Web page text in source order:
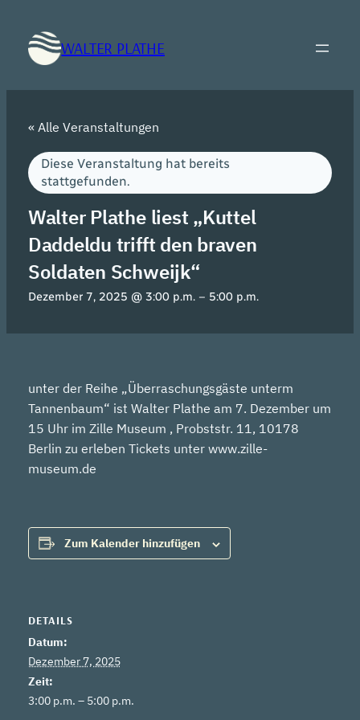
WALTER PLATHE
« Alle Veranstaltungen
Diese Veranstaltung hat bereits
stattgefunden.
Walter Plathe liest „Kuttel
Daddeldu trifft den braven
Soldaten Schweijk“
Dezember 7, 2025 @ 3:00 p.m.– 5:00 p.m.
unter der Reihe „Überraschungsgäste unterm
Tannenbaum“ ist Walter Plathe am 7. Dezember um
15 Uhr im Zille Museum , Probststr. 11, 10178
Berlin zu erleben Tickets unter www.zille-
museum.de
Zum Kalender hinzufügen
DETAILS
Datum:
Dezember 7, 2025
Zeit:
3:00 p.m. – 5:00 p.m.